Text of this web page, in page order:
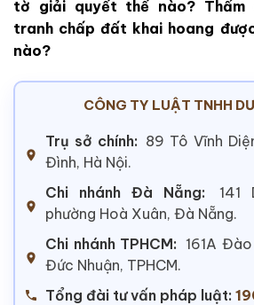
tờ giải quyết thế nào? Thẩm
tranh chấp đất khai hoang
nào?
CÔNG TY LUẬT TNHH
Trụ sở chính: 89 Tô Vĩnh
Đình, Hà Nội.
Chi nhánh Đà Nẵng:
141
phường Hoà Xuân, Đà Nẵng.
Chi nhánh TPHCM: 161A
Đức Nhuận, TPHCM.
Tổng đài tư vấn pháp luật: